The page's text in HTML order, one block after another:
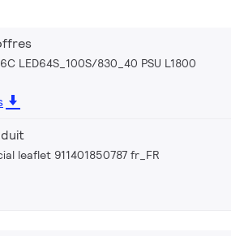
LED64S_100S/830_40 PSU L1800
leaflet 911401850787 fr_FR